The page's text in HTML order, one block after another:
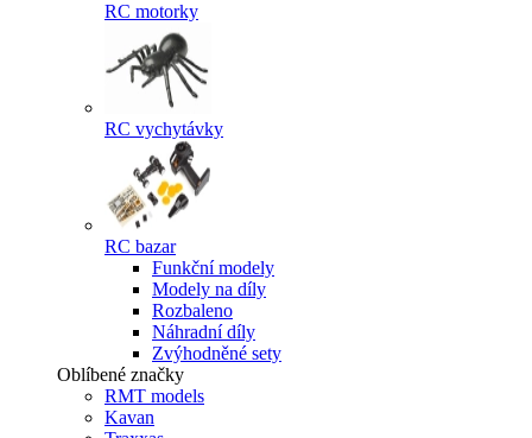
RC motorky
RC vychytávky
RC bazar
Funkční modely
Modely na díly
Rozbaleno
Náhradní díly
Zvýhodněné sety
Oblíbené značky
RMT models
Kavan